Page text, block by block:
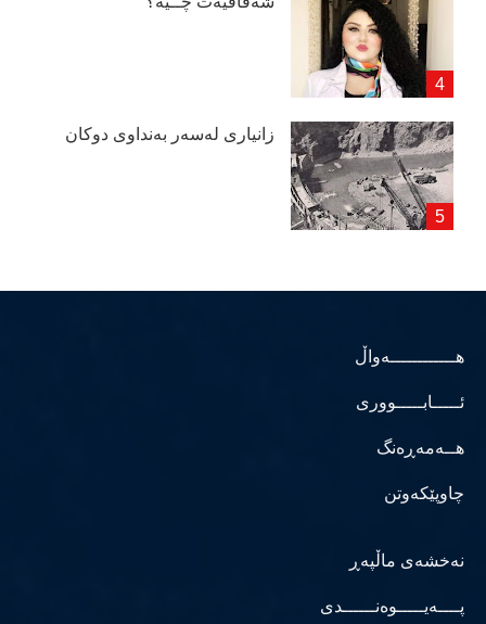
زانیاری لەسەر بەنداوی دوكان
هــــــــــــەواڵ
ئـــــابـــــووری
هــەمەڕەنگ
چاوپێکەوتن
نەخشەی ماڵپەڕ
پــــەیـــــوەنــــــدی